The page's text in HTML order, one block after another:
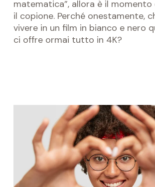
matematica”, allora è il
il copione. Perché onestamente,
vivere in un film in bianco e nero
ci offre ormai tutto in 4K?